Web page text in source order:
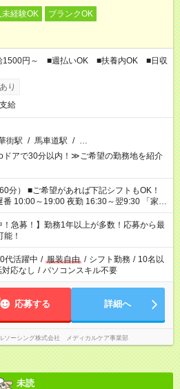
未経験OK
ブランクOK
1500円～ ■週払いOK ■扶養内OK ■日収
り
給
街駅 / 馬車道駅 / …
アで30分以内！≫ご希望の勤務地を紹介
フトもOK！
10:00～19:00 夜勤 16:30～翌9:30 「家族
「余裕を持って夕飯の準備がしたい」
たくない」 など、ご希望を教えてください
の勤務時間。 合計で週40時間を超える場
。
！急募！】勤務1年以上が多数！応募から最
！
代活躍中 / 服装自由 / シフト勤務 / 10名以
対応なし / パソコンスキル不要
応募する 詳細へ
ソーシング株式会社 メディカルケア事業部
未読